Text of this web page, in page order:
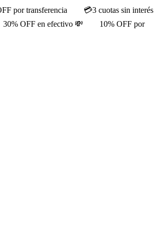
por transferencia
💳3 cuotas sin interés
30% OFF en efectivo 💸
10% OFF por